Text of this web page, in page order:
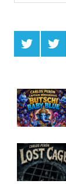
Twitter
MCDP